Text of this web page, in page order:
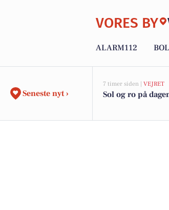
VORES BY
ALARM112
Seneste nyt ›
7 timer siden | VEJRET
Sol og ro på